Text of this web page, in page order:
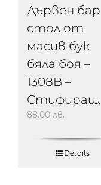
Дървен бар
стол от
масив бук
бяла боя –
1308B –
Стифиращ
88.00 лв.
Details